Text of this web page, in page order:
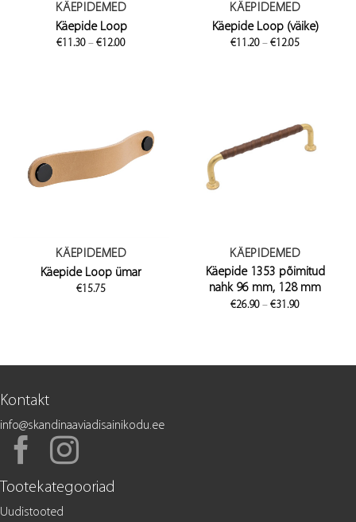
KÄEPIDEMED
Käepide Loop
€ 11.30 – € 12.00Price
KÄEPIDEMED
Käepide Loop (väike)
€ 11.20 – € 12.05Price
KÄEPIDEMED
Käepide Loop ümar
€ 15.75
KÄEPIDEMED
Käepide 1353 põimitud
nahk 96 mm, 128 mm
€26.90 – €31.90Price
Kontakt
info@skandinaaviadisainikodu.ee
Tootekategooriad
Uudistooted